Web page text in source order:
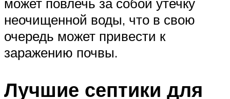
неочищенной воды, что в свою
очередь может привести к
заражению почвы.
Лучшие септики для